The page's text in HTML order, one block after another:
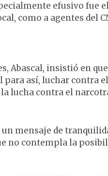
efusivo fue
como a agentes del
Abascal, insistió en
así, luchar contra
lucha contra el
mensaje de
no contempla la